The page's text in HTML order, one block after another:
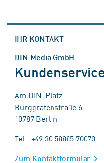
IHR KONTAKT
DIN Media GmbH
Am DIN-Platz
Burggrafenstraße 6
10787 Berlin
Tel.: +49 30 58885 70070
Zum Kontaktformular